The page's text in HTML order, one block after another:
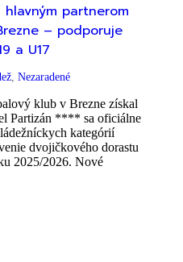
partnerom
– podporuje
a U17
,Nezaradené
klub v Brezne získal
Partizán **** sa oficiálne
kategórií
dvojičkového dorastu
2025/2026. Nové